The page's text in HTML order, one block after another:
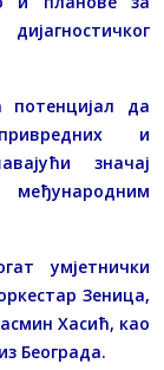
да
и
значај
умјетнички
Зеница,
Хасић, као
Београда.